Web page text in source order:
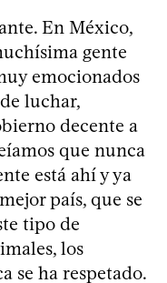
En México,
gente
emocionados
luchar,
decente a
que nunca
está ahí y ya
país, que se
tipo de
los
se ha respetado.